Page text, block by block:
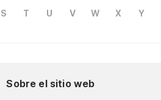
S T U V W X Y
Sobre el sitio web